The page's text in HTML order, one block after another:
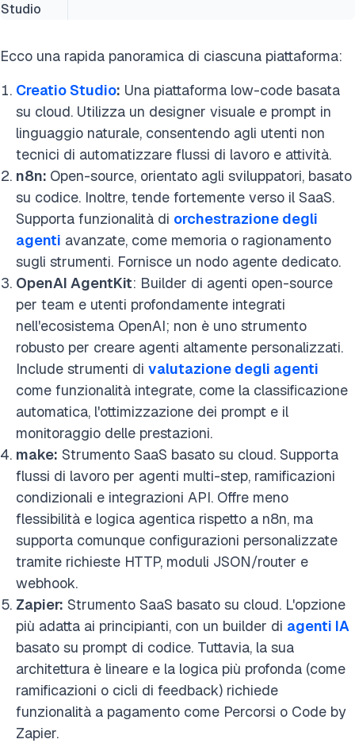
Studio
Ecco una rapida panoramica di ciascuna piattaforma:
Creatio Studio: Una piattaforma low-code basata
su cloud. Utilizza un designer visuale e prompt in
linguaggio naturale, consentendo agli utenti non
tecnici di automatizzare flussi di lavoro e attività.
n8n: Open-source, orientato agli sviluppatori, basato
su codice. Inoltre, tende fortemente verso il SaaS.
Supporta funzionalità di orchestrazione degli
agenti avanzate, come memoria o ragionamento
sugli strumenti. Fornisce un nodo agente dedicato.
OpenAI AgentKit: Builder di agenti open-source
per team e utenti profondamente integrati
nell'ecosistema OpenAI; non è uno strumento
robusto per creare agenti altamente personalizzati.
Include strumenti di valutazione degli agenti
come funzionalità integrate, come la classificazione
automatica, l'ottimizzazione dei prompt e il
monitoraggio delle prestazioni.
make: Strumento SaaS basato su cloud. Supporta
flussi di lavoro per agenti multi-step, ramificazioni
condizionali e integrazioni API. Offre meno
flessibilità e logica agentica rispetto a n8n, ma
supporta comunque configurazioni personalizzate
tramite richieste HTTP, moduli JSON/router e
webhook.
Zapier: Strumento SaaS basato su cloud. L'opzione
più adatta ai principianti, con un builder di agenti IA
basato su prompt di codice. Tuttavia, la sua
architettura è lineare e la logica più profonda (come
ramificazioni o cicli di feedback) richiede
funzionalità a pagamento come Percorsi o Code by
Zapier.